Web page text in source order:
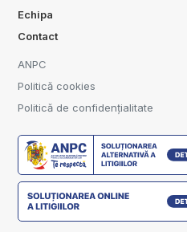
Echipa
Contact
ANPC
Politică cookies
Politică de confidențialitate